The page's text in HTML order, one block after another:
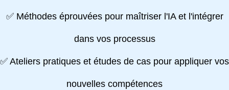
✅ Méthodes éprouvées pour maîtriser l'IA et l'intégrer
dans vos processus
✅ Ateliers pratiques et études de cas pour appliquer vos
nouvelles compétences